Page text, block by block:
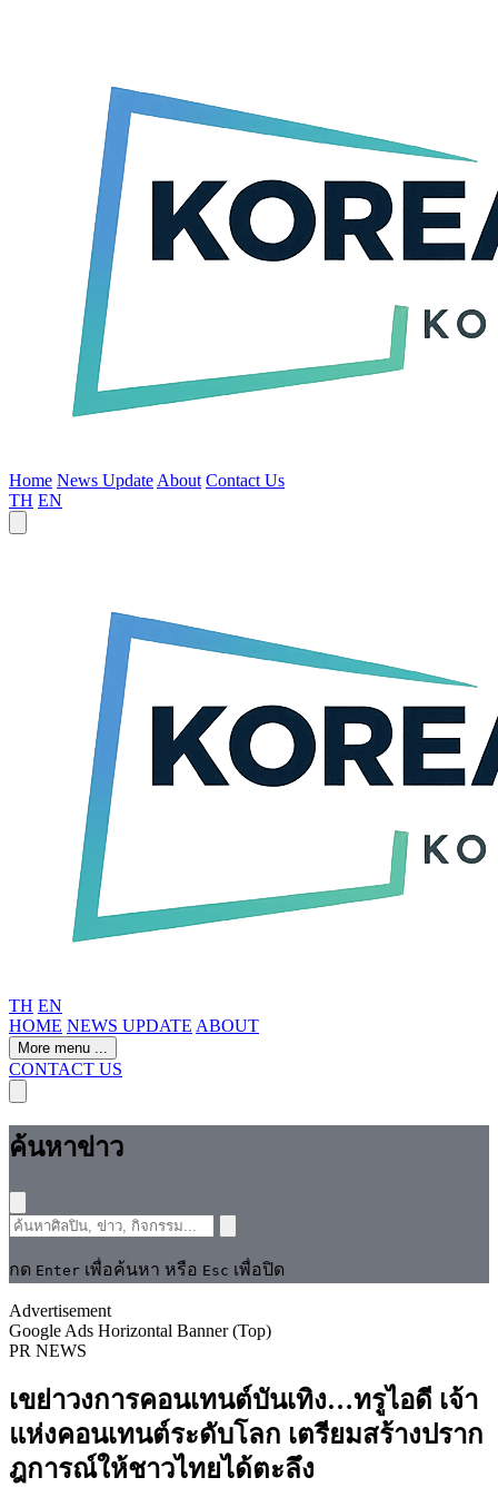
Home News Update About Contact Us
TH EN
TH EN
HOME NEWS UPDATE ABOUT
More menu ...
CONTACT US
ค้นหาข่าว
กด Enter เพื่อค้นหา หรือ Esc เพื่อปิด
Advertisement
Google Ads Horizontal Banner (Top)
PR NEWS
เขย่าวงการคอนเทนต์บันเทิง…ทรูไอดี เจ้า
แห่งคอนเทนต์ระดับโลก เตรียมสร้างปราก
ฎการณ์ให้ชาวไทยได้ตะลึง